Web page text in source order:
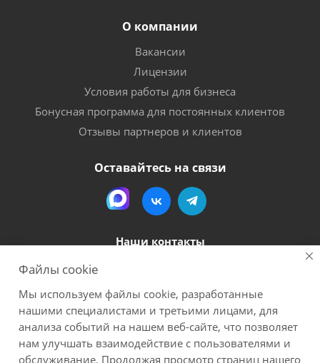
О компании
Вакансии
Лицензии
Условия работы для бизнеса
Бонусная программа для постоянных клиентов
Отзывы партнеров и клиентов
Оставайтесь на связи
Наши контакты
megapack-secr@inbox.ru
2026 Мегапак
Все материалы данного сайта являются объектами авторского права (в
Файлы cookie
Мы используем файлы cookie, разработанные
нашими специалистами и третьими лицами, для
анализа событий на нашем веб-сайте, что позволяет
нам улучшать взаимодействие с пользователями и
обслуживание. Продолжая просмотр страниц нашего